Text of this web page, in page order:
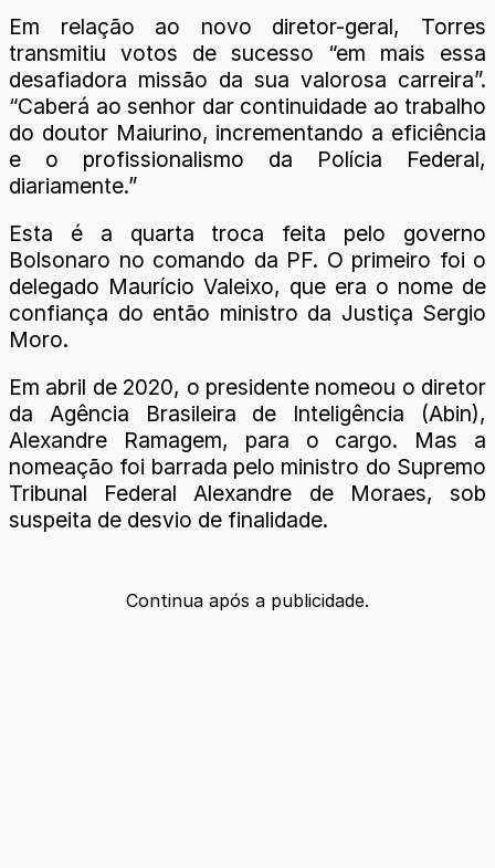
Em relação ao novo diretor-geral, Torres
transmitiu votos de sucesso “em mais essa
desafiadora missão da sua valorosa carreira”.
“Caberá ao senhor dar continuidade ao trabalho
do doutor Maiurino, incrementando a eficiência
e o profissionalismo da Polícia Federal,
diariamente.”
Esta é a quarta troca feita pelo governo
Bolsonaro no comando da PF. O primeiro foi o
delegado Maurício Valeixo, que era o nome de
confiança do então ministro da Justiça Sergio
Moro.
Em abril de 2020, o presidente nomeou o diretor
da Agência Brasileira de Inteligência (Abin),
Alexandre Ramagem, para o cargo. Mas a
nomeação foi barrada pelo ministro do Supremo
Tribunal Federal Alexandre de Moraes, sob
suspeita de desvio de finalidade.
Continua após a publicidade.